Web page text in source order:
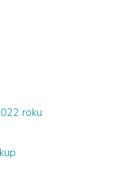
roku